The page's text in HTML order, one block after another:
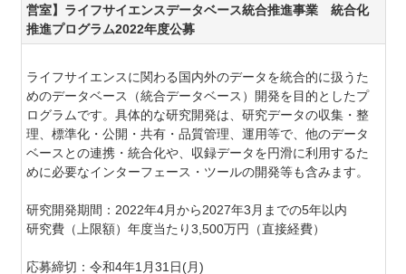
営室】ライフサイエンスデータベース統合推進事業 統合化
推進プログラム2022年度公募
ライフサイエンスに関わる国内外のデータを統合的に扱うた
めのデータベース（統合データベース）開発を目的としたプ
ログラムです。具体的な研究開発は、研究データの収集・整
理、標準化・公開・共有・品質管理、運用等で、他のデータ
ベースとの連携・統合化や、収録データを円滑に利用するた
めに必要なインターフェース・ツールの開発等も含みます。
研究開発期間：2022年4月から2027年3月までの5年以内
研究費（上限額）年度当たり3,500万円（直接経費）
応募締切：令和4年1月31日(月)